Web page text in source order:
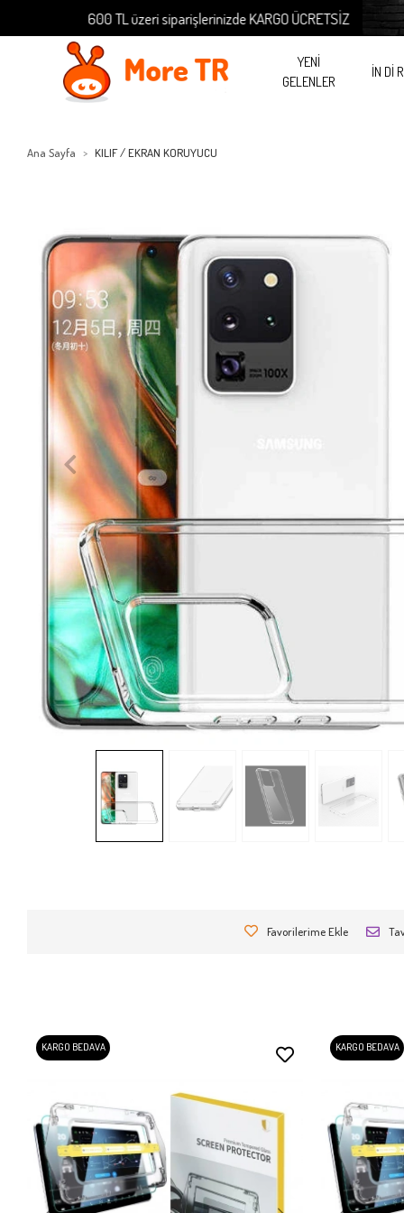
600 TL üzeri siparişlerinizde KARGO ÜCRETSİZ
YENİ
GELENLER
İN Dİ
Ana Sayfa KILIF / EKRAN KORUYUCU
Favorilerime Ekle
KARGO BEDAVA KARGO BEDAVA